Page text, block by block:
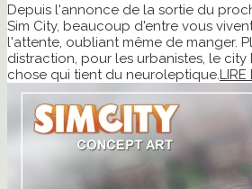
Depuis l'annonce de la sortie du
Sim City, beaucoup d'entre vous
l'attente, oubliant même de manger.
distraction, pour les urbanistes, le
chose qui tient du neuroleptique. LIRE